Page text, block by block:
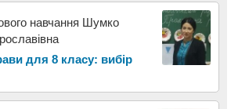
навчання Шумко
для 8 класу: вибір